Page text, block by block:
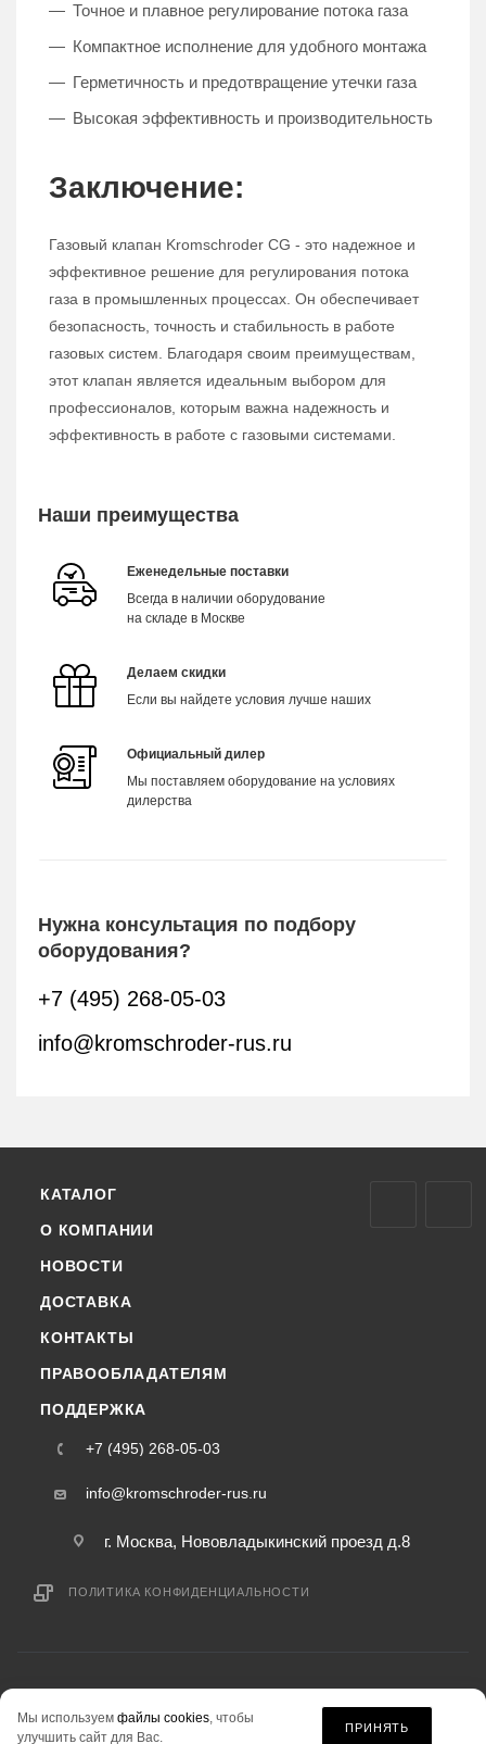
Точное и плавное регулирование потока газа
Компактное исполнение для удобного монтажа
Герметичность и предотвращение утечки газа
Высокая эффективность и производительность
Заключение:
Газовый клапан Kromschroder CG - это надежное и
эффективное решение для регулирования потока
газа в промышленных процессах. Он обеспечивает
безопасность, точность и стабильность в работе
газовых систем. Благодаря своим преимуществам,
этот клапан является идеальным выбором для
профессионалов, которым важна надежность и
эффективность в работе с газовыми системами.
Наши преимущества
Еженедельные поставки
Всегда в наличии оборудование
на складе в Москве
Делаем скидки
Если вы найдете условия лучше наших
Официальный дилер
Мы поставляем оборудование на условиях
дилерства
Нужна консультация по подбору
оборудования?
+7 (495) 268-05-03
info@kromschroder-rus.ru
КАТАЛОГ
О КОМПАНИИ
НОВОСТИ
ДОСТАВКА
КОНТАКТЫ
ПРАВООБЛАДАТЕЛЯМ
ПОДДЕРЖКА
+7 (495) 268-05-03
info@kromschroder-rus.ru
г. Москва, Нововладыкинский проезд д.8
ПОЛИТИКА КОНФИДЕНЦИАЛЬНОСТИ
информация на сайте «kromschroder-rus.ru» не является публичной офертой.
Мы используем файлы cookies, чтобы
улучшить сайт для Вас.
ПРИНЯТЬ